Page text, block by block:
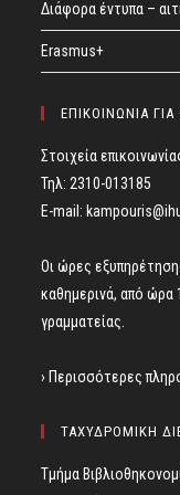
Διάφορα έντυπα –
Erasmus+
ΕΠΙΚΟΙΝΩΝΙΑ
Στοιχεία
Τηλ: 2310-013185
E-mail:
Οι ώρες
καθημερινά, από ώρα
γραμματείας.
› Περισσότερες
ΤΑΧΥΔΡΟΜΙΚΗ
Τμήμα